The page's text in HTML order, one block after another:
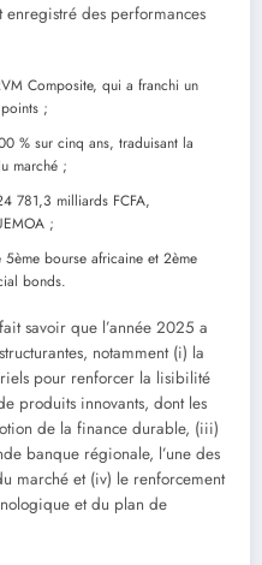
des performances
Composite, qui a franchi un
;
% sur cinq ans, traduisant la
marché ;
781,3 milliards FCFA,
;
bourse africaine et 2ème
bonds.
savoir que l’année 2025 a
notamment (i) la
pour renforcer la lisibilité
produits innovants, dont les
de la finance durable, (iii)
banque régionale, l’une des
marché et (iv) le renforcement
et du plan de